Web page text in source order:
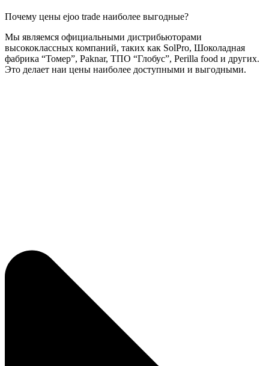
Почему цены ejoo trade наиболее выгодные?
Мы являемся официальными дистрибьюторами
высококлассных компаний, таких как SolPro, Шоколадная
фабрика “Томер”, Paknar, ТПО “Глобус”, Perilla food и других.
Это делает наи цены наиболее доступными и выгодными.